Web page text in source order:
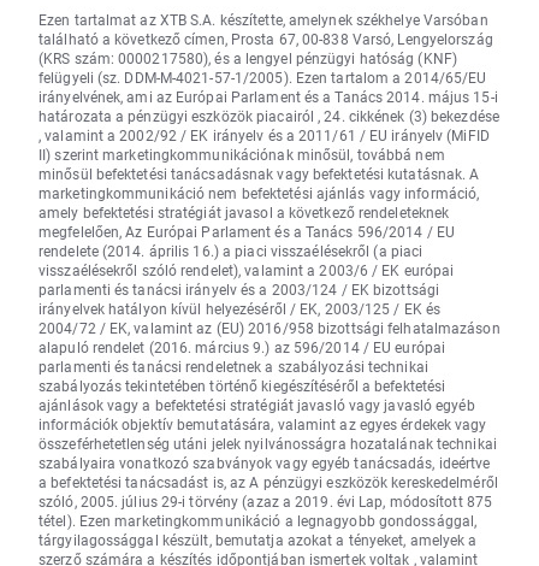
Ezen tartalmat az XTB S.A. készítette, amelynek székhelye Varsóban
található a következő címen, Prosta 67, 00-838 Varsó, Lengyelország
(KRS szám: 0000217580), és a lengyel pénzügyi hatóság (KNF)
felügyeli (sz. DDM-M-4021-57-1/2005). Ezen tartalom a 2014/65/EU
irányelvének, ami az Európai Parlament és a Tanács 2014. május 15-i
határozata a pénzügyi eszközök piacairól , 24. cikkének (3) bekezdése
, valamint a 2002/92 / EK irányelv és a 2011/61 / EU irányelv (MiFID
II) szerint marketingkommunikációnak minősül, továbbá nem
minősül befektetési tanácsadásnak vagy befektetési kutatásnak. A
marketingkommunikáció nem befektetési ajánlás vagy információ,
amely befektetési stratégiát javasol a következő rendeleteknek
megfelelően, Az Európai Parlament és a Tanács 596/2014 / EU
rendelete (2014. április 16.) a piaci visszaélésekről (a piaci
visszaélésekről szóló rendelet), valamint a 2003/6 / EK európai
parlamenti és tanácsi irányelv és a 2003/124 / EK bizottsági
irányelvek hatályon kívül helyezéséről / EK, 2003/125 / EK és
2004/72 / EK, valamint az (EU) 2016/958 bizottsági felhatalmazáson
alapuló rendelet (2016. március 9.) az 596/2014 / EU európai
parlamenti és tanácsi rendeletnek a szabályozási technikai
szabályozás tekintetében történő kiegészítéséről a befektetési
ajánlások vagy a befektetési stratégiát javasló vagy javasló egyéb
információk objektív bemutatására, valamint az egyes érdekek vagy
összeférhetetlenség utáni jelek nyilvánosságra hozatalának technikai
szabályaira vonatkozó szabványok vagy egyéb tanácsadás, ideértve
a befektetési tanácsadást is, az A pénzügyi eszközök kereskedelméről
szóló, 2005. július 29-i törvény (azaz a 2019. évi Lap, módosított 875
tétel). Ezen marketingkommunikáció a legnagyobb gondossággal,
tárgyilagossággal készült, bemutatja azokat a tényeket, amelyek a
szerző számára a készítés időpontjában ismertek voltak , valamint